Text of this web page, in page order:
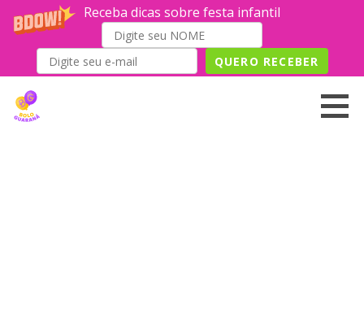
Receba dicas sobre festa infantil
QUERO RECEBER
content